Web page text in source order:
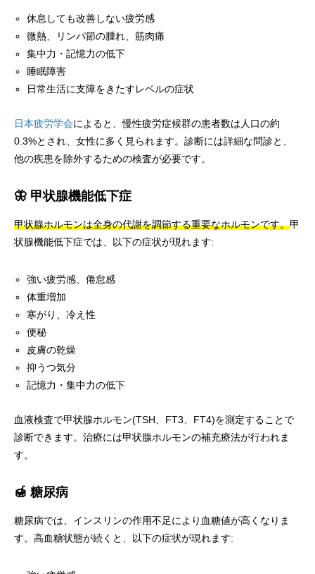
休息しても改善しない疲労感
微熱、リンパ節の腫れ、筋肉痛
集中力・記憶力の低下
睡眠障害
日常生活に支障をきたすレベルの症状
日本疲労学会によると、慢性疲労症候群の患者数は人口の約
0.3%とされ、女性に多く見られます。診断には詳細な問診と、
他の疾患を除外するための検査が必要です。
🦋 甲状腺機能低下症
甲状腺ホルモンは全身の代謝を調節する重要なホルモンです。甲
状腺機能低下症では、以下の症状が現れます:
強い疲労感、倦怠感
体重増加
寒がり、冷え性
便秘
皮膚の乾燥
抑うつ気分
記憶力・集中力の低下
血液検査で甲状腺ホルモン(TSH、FT3、FT4)を測定することで
診断できます。治療には甲状腺ホルモンの補充療法が行われま
す。
🍯 糖尿病
糖尿病では、インスリンの作用不足により血糖値が高くなりま
す。高血糖状態が続くと、以下の症状が現れます: